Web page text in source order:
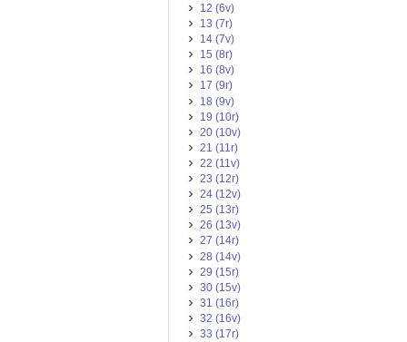
12 (6v)
13 (7r)
14 (7v)
15 (8r)
16 (8v)
17 (9r)
18 (9v)
19 (10r)
20 (10v)
21 (11r)
22 (11v)
23 (12r)
24 (12v)
25 (13r)
26 (13v)
27 (14r)
28 (14v)
29 (15r)
30 (15v)
31 (16r)
32 (16v)
33 (17r)